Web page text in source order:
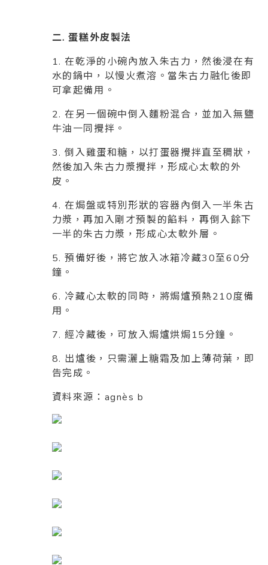
二. 蛋糕外皮製法
1. 在乾淨的小碗內放入朱古力，然後浸在有
水的鍋中，以慢火煮溶。當朱古力融化後即
可拿起備用。
2. 在另一個碗中倒入麵粉混合，並加入無鹽
牛油一同攪拌。
3. 倒入雞蛋和糖，以打蛋器攪拌直至稠狀，
然後加入朱古力漿攪拌，形成心太軟的外
皮。
4. 在焗盤或特別形狀的容器內倒入一半朱古
力漿，再加入剛才預製的餡料，再倒入餘下
一半的朱古力漿，形成心太軟外層。
5. 預備好後，將它放入冰箱冷藏30至60分
鐘。
6. 冷藏心太軟的同時，將焗爐預熱210度備
用。
7. 經冷藏後，可放入焗爐烘焗15分鐘。
8. 出爐後，只需灑上糖霜及加上薄荷葉，即
告完成。
資料來源：agnès b